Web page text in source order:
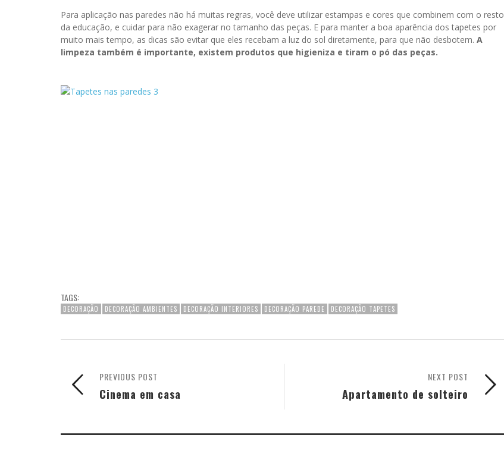
Para aplicação nas paredes não há muitas regras, você deve utilizar estampas e cores que combinem com o resto
da educação, e cuidar para não exagerar no tamanho das peças. E para manter a boa aparência dos tapetes por
muito mais tempo, as dicas são evitar que eles recebam a luz do sol diretamente, para que não desbotem. A
limpeza também é importante, existem produtos que higieniza e tiram o pó das peças.
TAGS:
DECORAÇÃO DECORAÇÃO AMBIENTES DECORAÇÃO INTERIORES DECORAÇÃO PAREDE DECORAÇÃO TAPETES
NEXT POST
Apartamento de solteiro
PREVIOUS POST
Cinema em casa